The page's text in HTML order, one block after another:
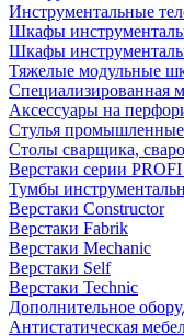
Инструментальные
Шкафы
Шкафы
Тяжелые модульные
Cпециализированная
Аксессуары на
Стулья промышленные
Столы сварщика,
Верстаки серии
Тумбы
Верстаки Constructor
Верстаки Fabrik
Верстаки Mechanic
Верстаки Self
Верстаки Technic
Дополнительное
Антистатическая